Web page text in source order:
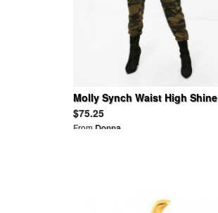
Molly Synch Waist High Shine
Padded Coat
$75.25
From Donna